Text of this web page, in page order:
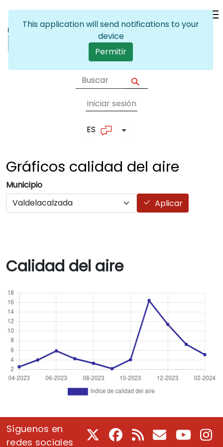
User account
Iniciar sesión
ES Lista adicional de
Gráficos calidad del aire
Municipio
Aplicar
Calidad del aire
Síguenos en
redes sociales
Facebook
RSS CorreoYoutube
This application will send notifications to your
device
Permitir